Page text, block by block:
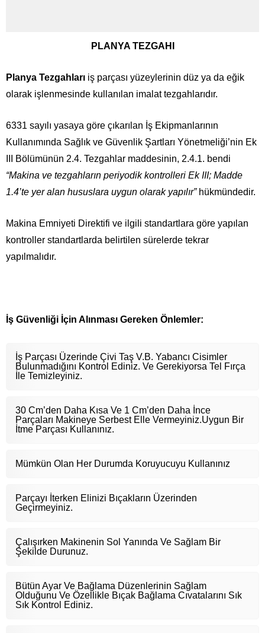
PLANYA TEZGAHI
Planya Tezgahları iş parçası yüzeylerinin düz ya da eğik
olarak işlenmesinde kullanılan imalat tezgahlarıdır.
6331 sayılı yasaya göre çıkarılan İş Ekipmanlarının
Kullanımında Sağlık ve Güvenlik Şartları Yönetmeliği’nin Ek
III Bölümünün 2.4. Tezgahlar maddesinin, 2.4.1. bendi
“Makina ve tezgahların periyodik kontrolleri Ek III; Madde
1.4’te yer alan hususlara uygun olarak yapılır” hükmündedir.
Makina Emniyeti Direktifi ve ilgili standartlara göre yapılan
kontroller standartlarda belirtilen sürelerde tekrar
yapılmalıdır.
İş Güvenliği İçin Alınması Gereken Önlemler:
İş Parçası Üzerinde Çivi Taş V.B. Yabancı Cisimler
Bulunmadığını Kontrol Ediniz. Ve Gerekiyorsa Tel Fırça
İle Temizleyiniz.
30 Cm’den Daha Kısa Ve 1 Cm’den Daha İnce
Parçaları Makineye Serbest Elle Vermeyiniz.Uygun Bir
İtme Parçası Kullanınız.
Mümkün Olan Her Durumda Koruyucuyu Kullanınız
Parçayı İterken Elinizi Bıçakların Üzerinden
Geçirmeyiniz.
Çalışırken Makinenin Sol Yanında Ve Sağlam Bir
Şekilde Durunuz.
Bütün Ayar Ve Bağlama Düzenlerinin Sağlam
Olduğunu Ve Özellikle Bıçak Bağlama Cıvatalarını Sık
Sık Kontrol Ediniz.